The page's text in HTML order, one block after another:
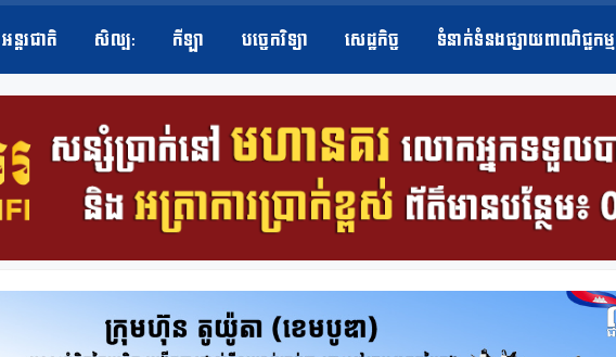
អន្តរជាតិ សិល្ប​: កីឡា បច្ចេកវិទ្យា សេដ្ឋកិច្ច ទំនាក់ទំនងផ្សាយពាណិជ្ជកម្ម